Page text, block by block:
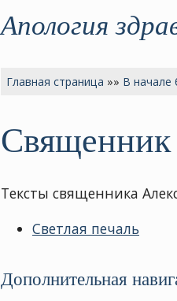
Апология
Главная страница »» В начале
Тексты священника
Светлая печаль
Дополнительная